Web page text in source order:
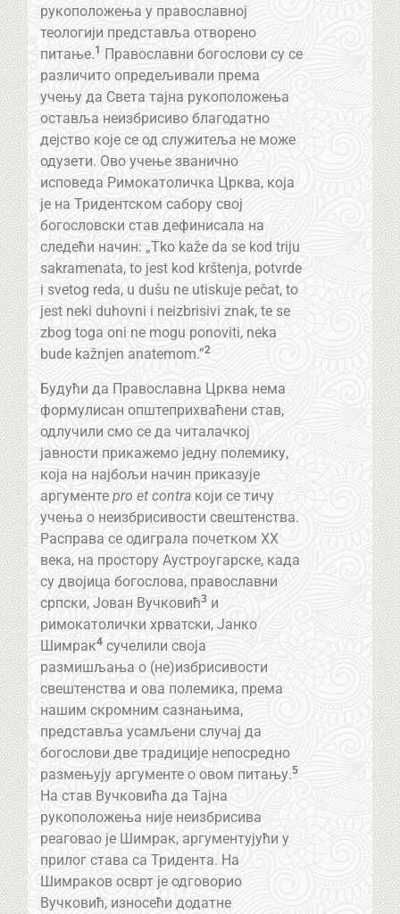
рукоположења у православној
теологији представља отворено
питање.1
Православни богослови су се
различито опредељивали према
учењу да Света тајна рукоположења
оставља неизбрисиво благодатно
дејство које се од служитеља не може
одузети. Ово учење званично
исповеда Римокатоличка Црква, која
је на Тридентском сабору свој
богословски став дефинисала на
следећи начин: „Tko kaže da se kod triju
sakramenata, to jest kod krštenja, potvrde
i svetog reda, u dušu ne utiskuje pečat, to
jest neki duhovni i neizbrisivi znak, te se
zbog toga oni ne mogu ponoviti, neka
bude kažnjen anatemom.”2
Будући да Православна Црква нема
формулисан општеприхваћени став,
одлучили смо се да читалачкој
јавности прикажемо једну полемику,
која на најбољи начин приказује
аргументе pro et contraкоји се тичу
учења о неизбрисивости свештенства.
Расправа се одиграла почетком XX
века, на простору Аустроугарске, када
су двојица богослова, православни
српски, Јован Вучковић3и
римокатолички хрватски, Јанко
Шимрак4сучелили своја
размишљања о (не)избрисивости
свештенства и ова полемика, према
нашим скромним сазнањима,
представља усамљени случај да
богослови две традиције непосредно
размењују аргументе о овом питању.5
На став Вучковића да Тајна
рукоположења није неизбрисива
реаговао је Шимрак, аргументујући у
прилог става са Тридента. На
Шимраков осврт је одговорио
Вучковић, износећи додатне